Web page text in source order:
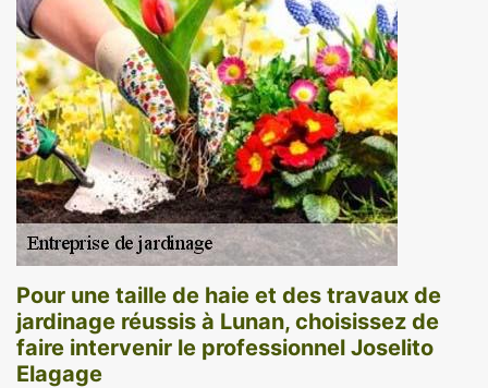
Pour une taille de haie et des travaux de
jardinage réussis à Lunan, choisissez de
faire intervenir le professionnel Joselito
Elagage